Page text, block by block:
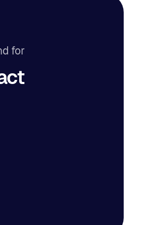
for